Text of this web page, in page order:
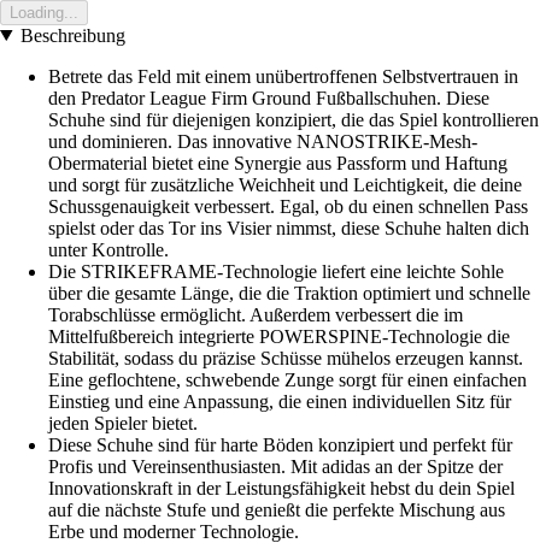
Loading...
Beschreibung
Betrete das Feld mit einem unübertroffenen Selbstvertrauen in
den Predator League Firm Ground Fußballschuhen. Diese
Schuhe sind für diejenigen konzipiert, die das Spiel kontrollieren
und dominieren. Das innovative NANOSTRIKE-Mesh-
Obermaterial bietet eine Synergie aus Passform und Haftung
und sorgt für zusätzliche Weichheit und Leichtigkeit, die deine
Schussgenauigkeit verbessert. Egal, ob du einen schnellen Pass
spielst oder das Tor ins Visier nimmst, diese Schuhe halten dich
unter Kontrolle.
Die STRIKEFRAME-Technologie liefert eine leichte Sohle
über die gesamte Länge, die die Traktion optimiert und schnelle
Torabschlüsse ermöglicht. Außerdem verbessert die im
Mittelfußbereich integrierte POWERSPINE-Technologie die
Stabilität, sodass du präzise Schüsse mühelos erzeugen kannst.
Eine geflochtene, schwebende Zunge sorgt für einen einfachen
Einstieg und eine Anpassung, die einen individuellen Sitz für
jeden Spieler bietet.
Diese Schuhe sind für harte Böden konzipiert und perfekt für
Profis und Vereinsenthusiasten. Mit adidas an der Spitze der
Innovationskraft in der Leistungsfähigkeit hebst du dein Spiel
auf die nächste Stufe und genießt die perfekte Mischung aus
Erbe und moderner Technologie.